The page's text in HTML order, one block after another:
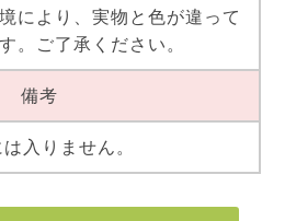
により、実物と色が違って
。ご了承ください。
備考
入りません。